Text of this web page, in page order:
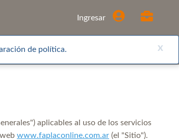
Ingresar
x
de política.
aplicables al uso de los servicios
www.faplaconline.com.ar (el "Sitio").